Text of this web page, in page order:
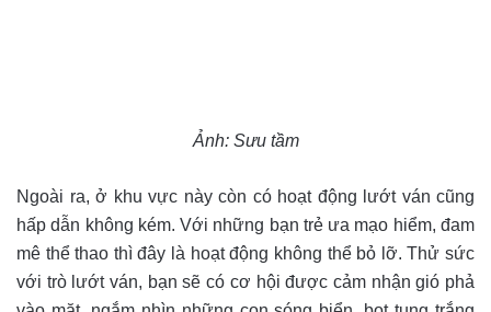
Ảnh: Sưu tầm
Ngoài ra, ở khu vực này còn có hoạt động lướt ván cũng
hấp dẫn không kém. Với những bạn trẻ ưa mạo hiểm, đam
mê thể thao thì đây là hoạt động không thể bỏ lỡ. Thử sức
với trò lướt ván, bạn sẽ có cơ hội được cảm nhận gió phả